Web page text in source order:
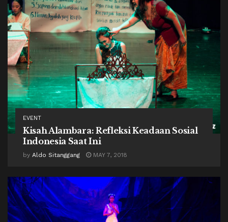
EVENT
Kisah Alambara: Refleksi Keadaan Sosial
Indonesia Saat Ini
by Aldo Sitanggang MAY 7, 2018